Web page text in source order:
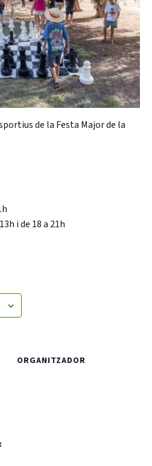
de la Festa Major de la
i de 18 a 21h
ORGANITZADOR
COLÒNIES
I JOVES
SECTOR